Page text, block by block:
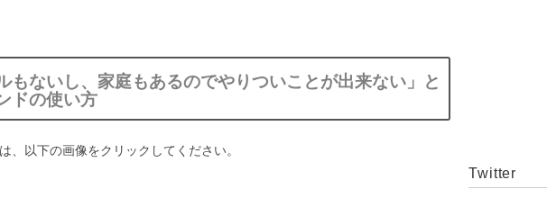
もないし、家庭もあるのでやりついことが出来ない」と
ドの使い方
、以下の画像をクリックしてください。
Twitter